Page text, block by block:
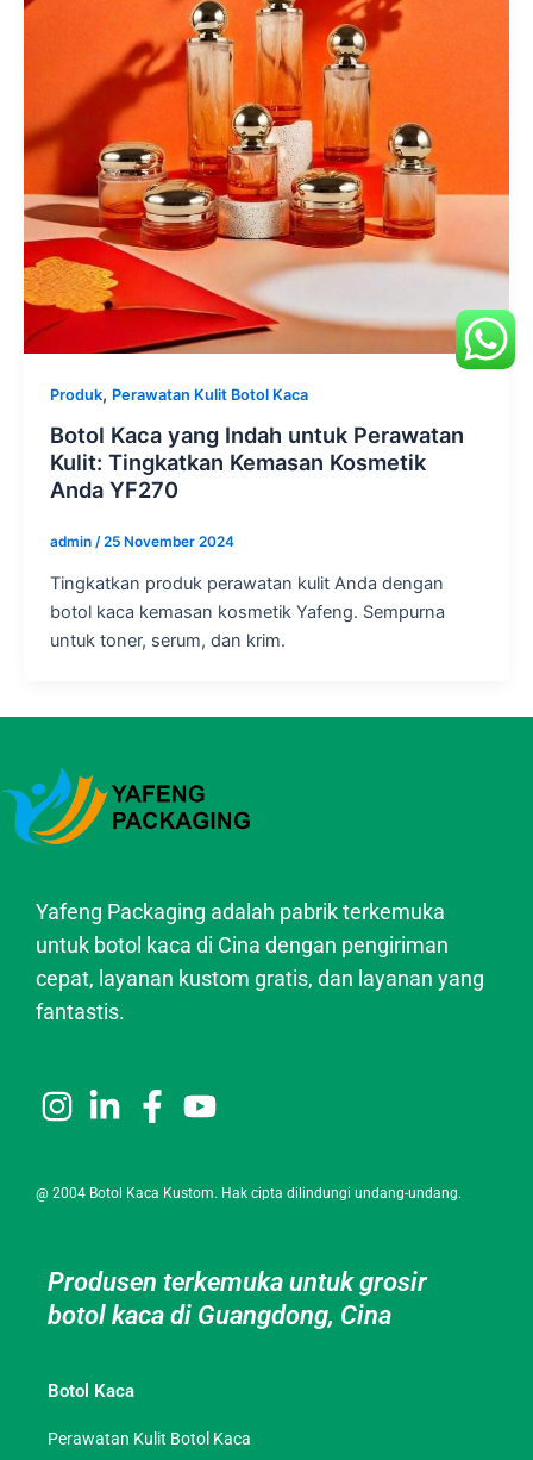
Produk, Perawatan Kulit Botol Kaca
Botol Kaca yang Indah untuk Perawatan
Kulit: Tingkatkan Kemasan Kosmetik
Anda YF270
admin /25 November 2024
Tingkatkan produk perawatan kulit Anda dengan
botol kaca kemasan kosmetik Yafeng. Sempurna
untuk toner, serum, dan krim.
Yafeng Packaging adalah pabrik terkemuka
untuk botol kaca di Cina dengan pengiriman
cepat, layanan kustom gratis, dan layanan yang
fantastis.
@ 2004 Botol Kaca Kustom. Hak cipta dilindungi undang-undang.
Produsen terkemuka untuk grosir
botol kaca di Guangdong, Cina
Botol Kaca
Perawatan Kulit Botol Kaca